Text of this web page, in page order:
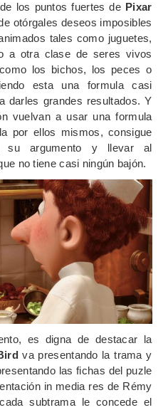
los puntos fuertes de Pixar
otórgales deseos imposibles
tales como juguetes,
a otra clase de seres vivos
los bichos, los peces o
esta una formula casi
darles grandes resultados. Y
vuelvan a usar una formula
por ellos mismos, consigue
su argumento y llevar al
no tiene casi ningún bajón.
es digna de destacar la
va presentando la trama y
las fichas del puzle
in media res de Rémy
subtrama le concede el